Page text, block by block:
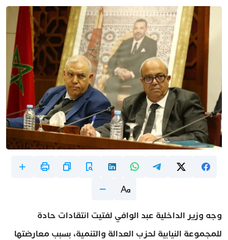
وجه وزير الداخلية عبد الوافي لفتيت انتقادات حادة
للمجموعة النيابية لحزب العدالة والتنمية، بسبب معارضتها